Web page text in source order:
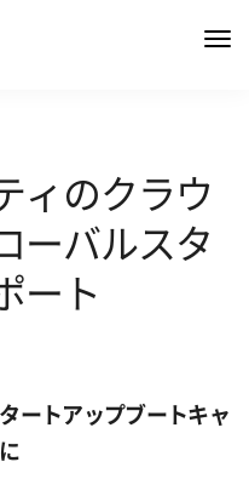
ィのクラウ
ーバルスタ
ート
ートアップブートキャ